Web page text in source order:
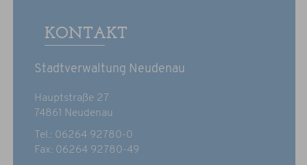
KONTAKT
Stadtverwaltung Neudenau
Hauptstraße 27
74861 Neudenau
Tel.: 06264 92780-0
Fax: 06264 92780-49